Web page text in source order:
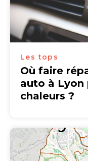
Les tops
Où faire
auto à
chaleurs ?